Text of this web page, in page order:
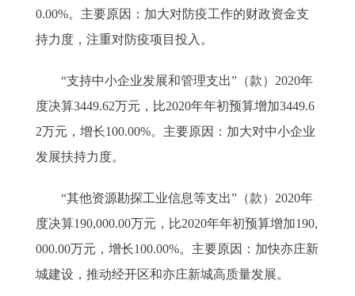
0.00%。主要原因：加大对防疫工作的财政资金支
持力度，注重对防疫项目投入。
“支持中小企业发展和管理支出”（款）2020年
度决算3449.62万元，比2020年年初预算增加3449.6
2万元，增长100.00%。主要原因：加大对中小企业
发展扶持力度。
“其他资源勘探工业信息等支出”（款）2020年
度决算190,000.00万元，比2020年年初预算增加190,
000.00万元，增长100.00%。主要原因：加快亦庄新
城建设，推动经开区和亦庄新城高质量发展。